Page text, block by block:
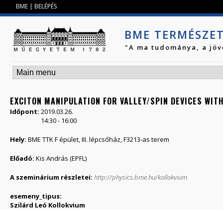
BME | BELÉPÉS
BME
"A ma tudománya, a
EXCITON MANIPULATION FOR VALLEY/SPIN DEVICES
Időpont: 2019.03.26.
14:30- 16:00
Hely: BME TTK F épület, III. lépcsőház, F3213-as terem
Előadó: Kis András (EPFL)
A szeminárium részletei: http://physics.bme.hu/kollokvium
esemeny_tipus:
Szilárd Leó Kollokvium